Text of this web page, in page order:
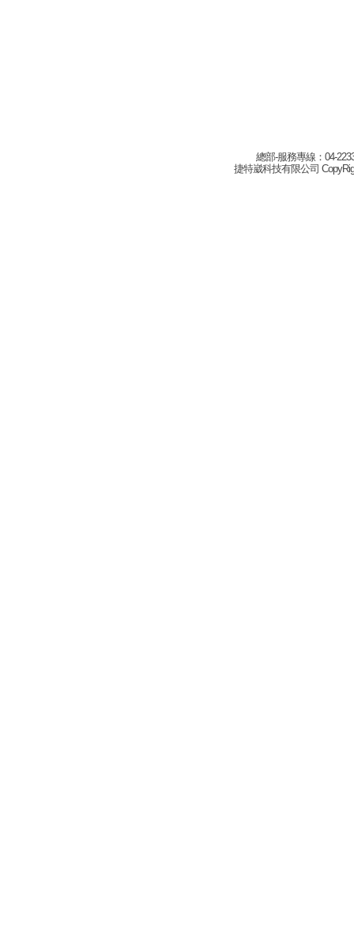
總部-服務專線：04-
捷特崴科技有限公司